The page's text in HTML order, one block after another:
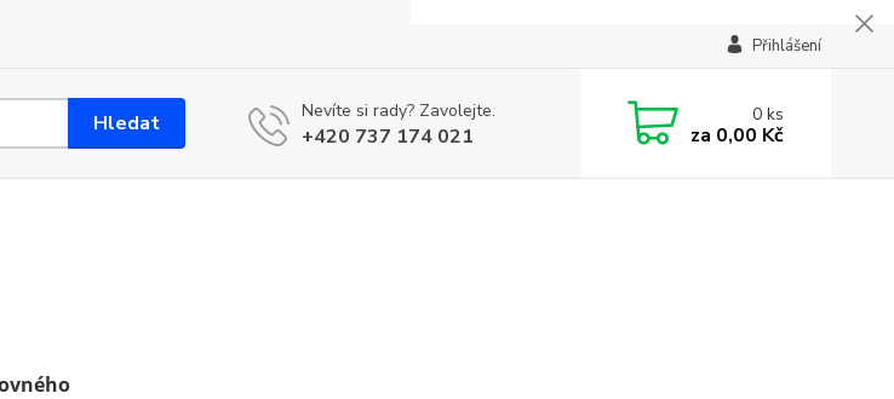
Přihlášení
Hledat Nevíte si rady? Zavolejte.
+420 737 174 021
0ks
za 0,00 Kč